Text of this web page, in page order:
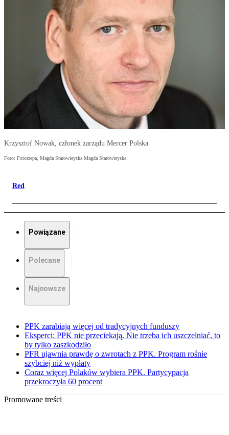
Krzysztof Nowak, członek zarządu Mercer Polska
Foto: Fotorzepa, Magda Starowieyska Magda Starowieyska
Red
Powiązane
Polecane
Najnowsze
PPK zarabiają więcej od tradycyjnych funduszy
Eksperci: PPK nie przeciekają. Nie trzeba ich uszczelniać, to
by tylko zaszkodziło
PFR ujawnia prawdę o zwrotach z PPK. Program rośnie
szybciej niż wypłaty
Coraz więcej Polaków wybiera PPK. Partycypacja
przekroczyła 60 procent
Promowane treści